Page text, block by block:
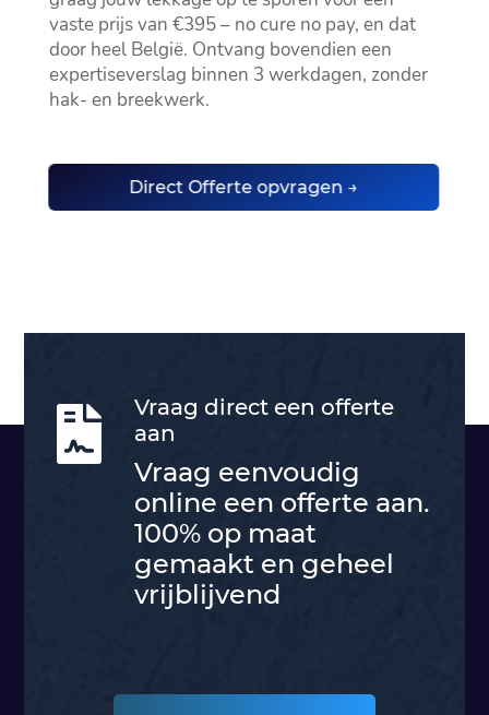
vaste prijs van €395 – no cure no pay, en dat
door heel België.​ Ontvang bovendien een
expertiseverslag binnen 3 werkdagen, zonder
hak- en breekwerk.​
Direct Offerte opvragen →

Vraag direct een offerte
aan
Vraag eenvoudig
online een offerte aan.
100% op maat
gemaakt en geheel
vrijblijvend